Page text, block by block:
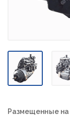
Размещенные на